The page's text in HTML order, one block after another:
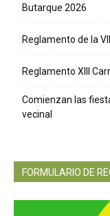
Butarque 2026
Reglamento de la
Reglamento XIII
Comienzan las
vecinal
FORMULARIO DE